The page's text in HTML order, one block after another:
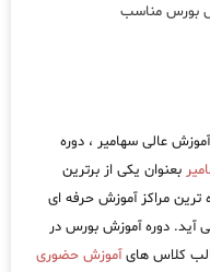
بورس مناسب
عالی سهامیر ، دوره
بعنوان یکی از برترین
مراکز آموزش حرفه ای
آید. دوره آموزش بورس در
کلاس هایآموزش حضوری